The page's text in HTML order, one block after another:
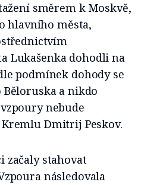
směrem k Moskvě,
hlavního města,
Lukašenka dohodli na
podmínek dohody se
a nikdo
nebude
Dmitrij Peskov.
začaly stahovat
následovala